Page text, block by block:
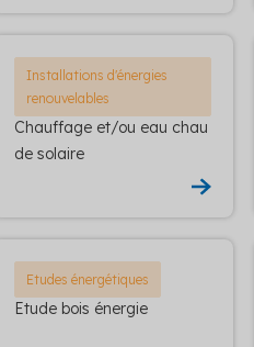
Installations d'énergies
renouvelables
Chauffage et/ou eau chau
de solaire
Etudes énergétiques
Etude bois énergie